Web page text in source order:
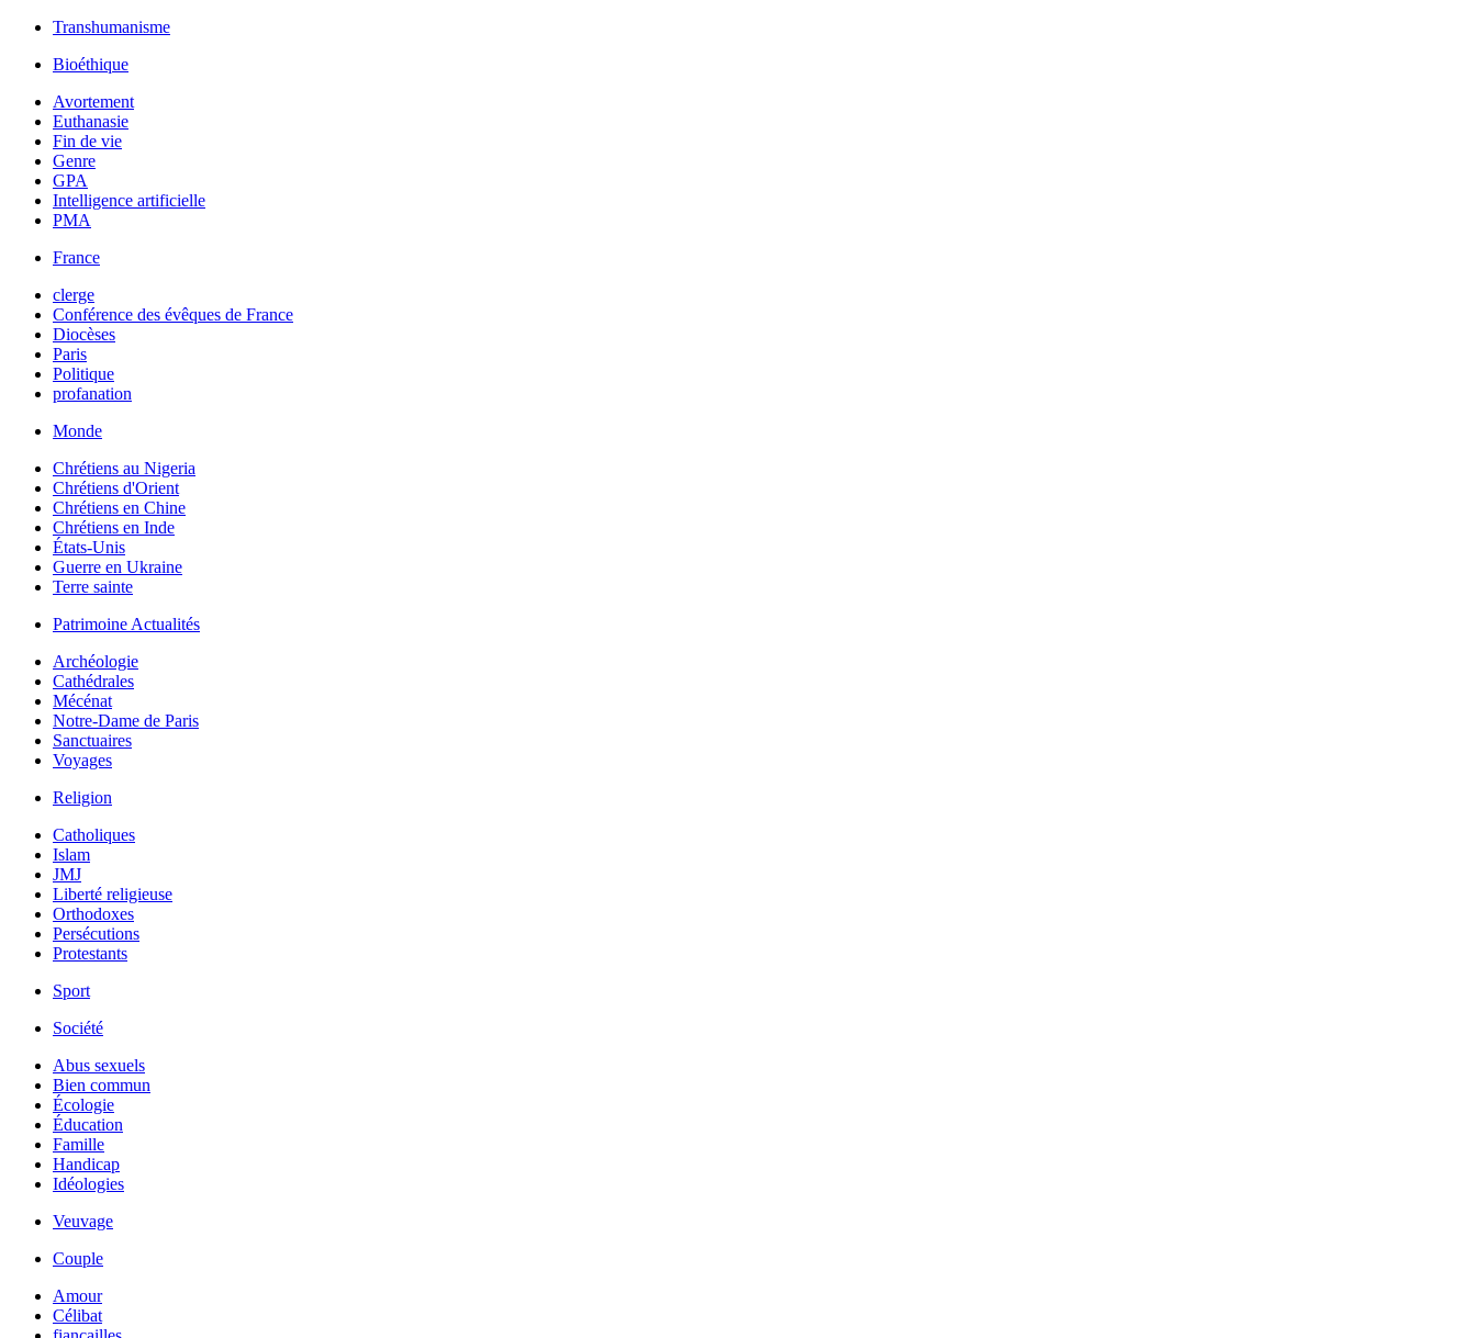
Transhumanisme
Bioéthique
Avortement
Euthanasie
Fin de vie
Genre
GPA
Intelligence artificielle
PMA
France
clerge
Conférence des évêques de France
Diocèses
Paris
Politique
profanation
Monde
Chrétiens au Nigeria
Chrétiens d'Orient
Chrétiens en Chine
Chrétiens en Inde
États-Unis
Guerre en Ukraine
Terre sainte
Patrimoine Actualités
Archéologie
Cathédrales
Mécénat
Notre-Dame de Paris
Sanctuaires
Voyages
Religion
Catholiques
Islam
JMJ
Liberté religieuse
Orthodoxes
Persécutions
Protestants
Sport
Société
Abus sexuels
Bien commun
Écologie
Éducation
Famille
Handicap
Idéologies
Veuvage
Couple
Amour
Célibat